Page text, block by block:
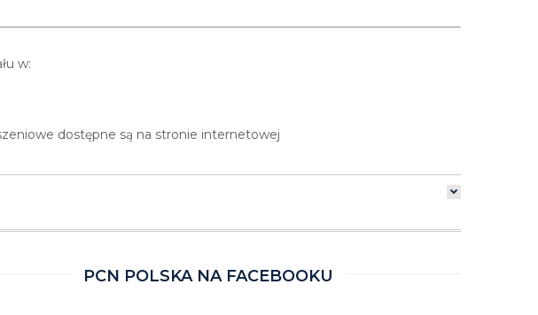
w:
dostępne są na stronie internetowej
PCN POLSKA NA FACEBOOKU